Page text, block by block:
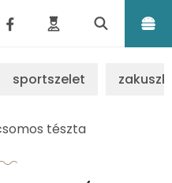
sportszelet
tészta